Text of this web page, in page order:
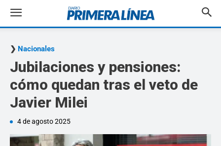
Nacionales
Jubilaciones y pensiones:
cómo quedan tras el veto de
Javier Milei
4 de agosto 2025